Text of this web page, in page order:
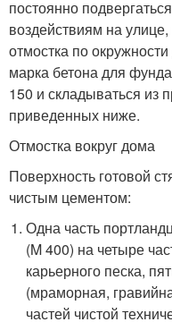
постоянно
воздействиям на
отмостка по
марка бетона для
150 и складываться из
приведенных ниже.
Отмостка вокруг дома
Поверхность готовой
чистым цементом:
Одна часть
(M 400) на четыре
карьерного песка,
(мраморная,
частей чистой